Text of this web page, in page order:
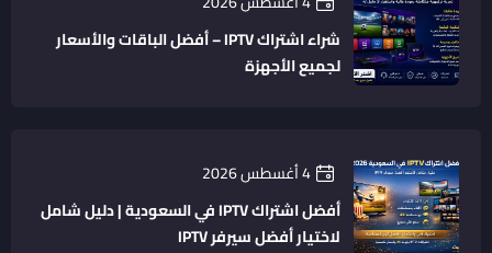
شراء اشتراك IPTV – أفضل الباقات والأسعار
لجميع الأجهزة
4 أغسطس 2026
أفضل اشتراك IPTV في السعودية | دليل شامل
لاختيار أفضل سيرفر IPTV